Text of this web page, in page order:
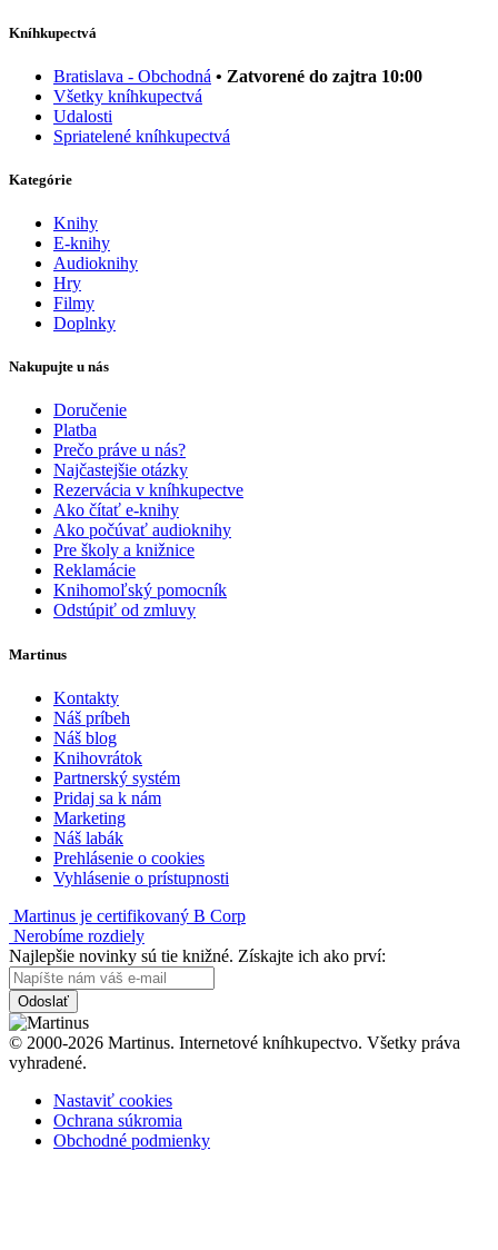
Kníhkupectvá
Bratislava - Obchodná • Zatvorené do zajtra 10:00
Všetky kníhkupectvá
Udalosti
Spriatelené kníhkupectvá
Kategórie
Knihy
E-knihy
Audioknihy
Hry
Filmy
Doplnky
Nakupujte u nás
Doručenie
Platba
Prečo práve u nás?
Najčastejšie otázky
Rezervácia v kníhkupectve
Ako čítať e-knihy
Ako počúvať audioknihy
Pre školy a knižnice
Reklamácie
Knihomoľský pomocník
Odstúpiť od zmluvy
Martinus
Kontakty
Náš príbeh
Náš blog
Knihovrátok
Partnerský systém
Pridaj sa k nám
Marketing
Náš labák
Prehlásenie o cookies
Vyhlásenie o prístupnosti
Martinus je certifikovaný B Corp
Nerobíme rozdiely
Najlepšie novinky sú tie knižné. Získajte ich ako prví:
Odoslať
© 2000-2026 Martinus. Internetové kníhkupectvo. Všetky práva
vyhradené.
Nastaviť cookies
Ochrana súkromia
Obchodné podmienky